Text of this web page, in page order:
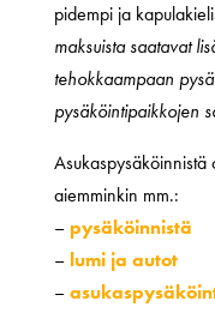
pidempi ja
maksuista saatavat
tehokkaampaan
pysäköintipaikkojen
aiemminkin mm.:
–pysäköinnistä
– lumi ja autot
–